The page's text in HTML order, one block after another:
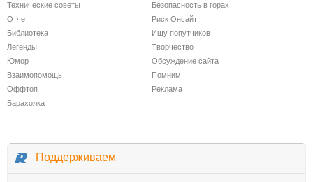
Технические советы
Безопасность в горах
Отчет
Риск Онсайт
Библиотека
Ищу попутчиков
Легенды
Творчество
Юмор
Обсуждение сайта
Взаимопомощь
Помним
Оффтоп
Реклама
Барахолка
Поддерживаем